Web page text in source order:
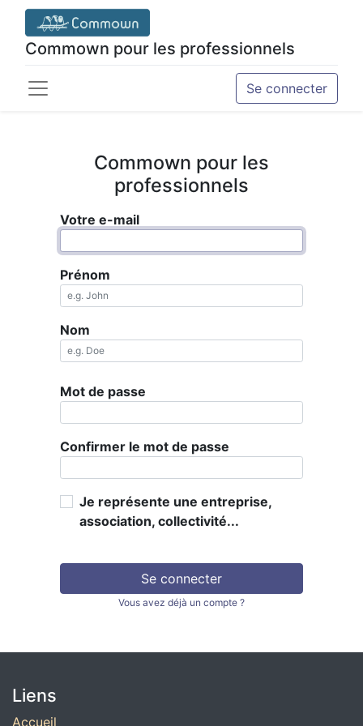
Commown pour les professionnels
Se connecter
Commown pour les
professionnels
Votre e-mail
Prénom
Nom
Mot de passe
Confirmer le mot de passe
Je représente une entreprise,
association, collectivité...
Se connecter
Vous avez déjà un compte ?
Liens
Accueil